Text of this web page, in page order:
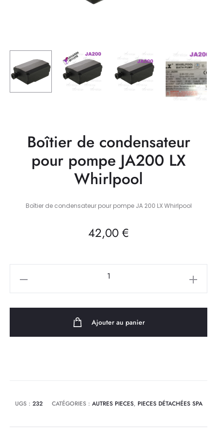
Boîtier de condensateur
pour pompe JA200 LX
Whirlpool
Boîtier de condensateur pour pompe JA 200 LX Whirlpool
42,00 €
Ajouter au panier
UGS : 232 CATÉGORIES : AUTRES PIECES, PIECES DÉTACHÉES SPA